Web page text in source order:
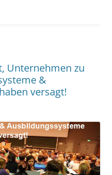
Unternehmen zu
&
versagt!